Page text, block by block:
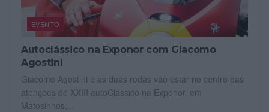
EVENTO
Autoclássico na Exponor com Giacomo
Agostini
Giacomo Agostini e as duas rodas vão estar no centro das
atenções do XXIII autoClássico na Exponor, em
Matosinhos,...